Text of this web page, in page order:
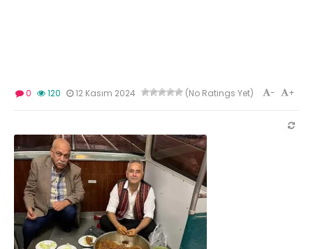
0 120 12 Kasım 2024 (No Ratings Yet) +
-